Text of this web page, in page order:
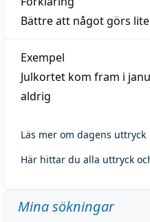
Bättre att något görs
Exempel
Julkortet kom fram i
aldrig
Läs mer om dagens uttryck
Här hittar du alla uttryck
Mina sökningar